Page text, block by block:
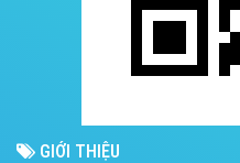
GIỚI THIỆU